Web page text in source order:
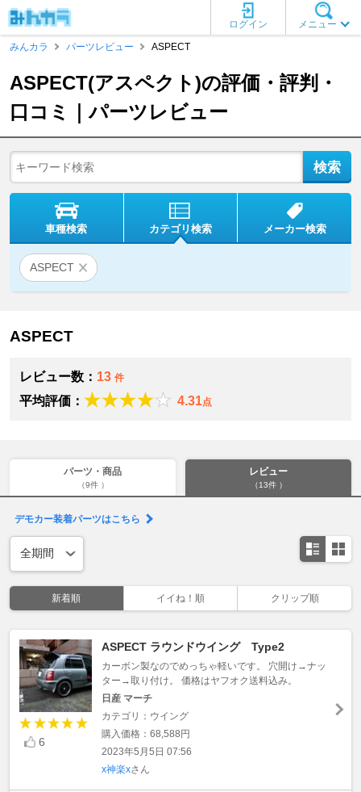
メニュー
ログイン
みんカラ
パーツレビュー ASPECT
ASPECT(アスペクト)の評価・評判・
口コミ｜パーツレビュー
車種検索 カテゴリ検索 メーカー検索
ASPECT
ASPECT
レビュー数： 13 件
平均評価： 4.31点
パーツ・商品
（9件 ）
レビュー
（13件 ）
デモカー装着パーツはこちら
新着順 イイね！順 クリップ順
6
ASPECT ラウンドウイング Type2
カーボン製なのでめっちゃ軽いです。 穴開け→ナッ
ター→取り付け。 価格はヤフオク送料込み。
日産 マーチ
カテゴリ：ウイング
購入価格：68,588円
2023年5月5日 07:56
x神楽xさん